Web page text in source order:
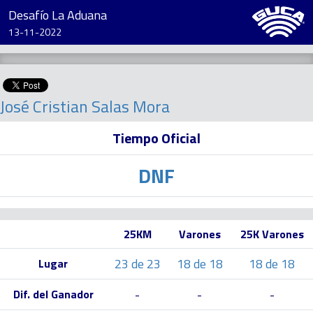
Desafío La Aduana
13-11-2022
José Cristian Salas Mora
Tiempo Oficial
DNF
25KM Varones
25K Varones
Lugar
23 de 23 18 de 18 18 de 18
Dif. del Ganador - - -